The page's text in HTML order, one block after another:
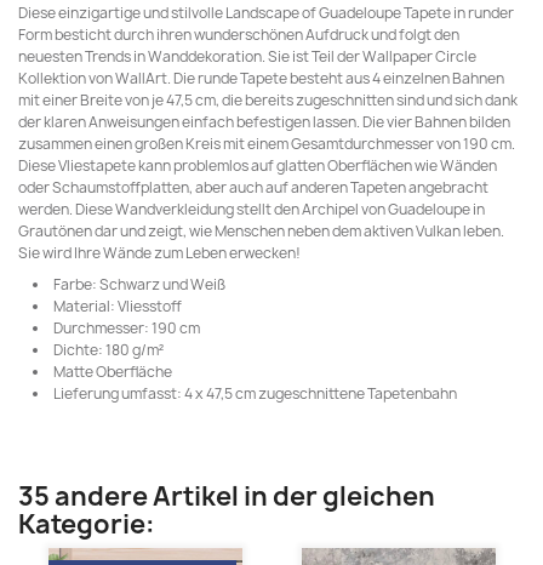
Diese einzigartige und stilvolle Landscape of Guadeloupe Tapete in runder
Form besticht durch ihren wunderschönen Aufdruck und folgt den
neuesten Trends in Wanddekoration. Sie ist Teil der Wallpaper Circle
Kollektion von WallArt. Die runde Tapete besteht aus 4 einzelnen Bahnen
mit einer Breite von je 47,5 cm, die bereits zugeschnitten sind und sich dank
der klaren Anweisungen einfach befestigen lassen. Die vier Bahnen bilden
zusammen einen großen Kreis mit einem Gesamtdurchmesser von 190 cm.
Diese Vliestapete kann problemlos auf glatten Oberflächen wie Wänden
oder Schaumstoffplatten, aber auch auf anderen Tapeten angebracht
werden. Diese Wandverkleidung stellt den Archipel von Guadeloupe in
Grautönen dar und zeigt, wie Menschen neben dem aktiven Vulkan leben.
Sie wird Ihre Wände zum Leben erwecken!
Farbe: Schwarz und Weiß
Material: Vliesstoff
Durchmesser: 190 cm
Dichte: 180 g/m²
Matte Oberfläche
Lieferung umfasst: 4 x 47,5 cm zugeschnittene Tapetenbahn
35 andere Artikel in der gleichen
Kategorie: